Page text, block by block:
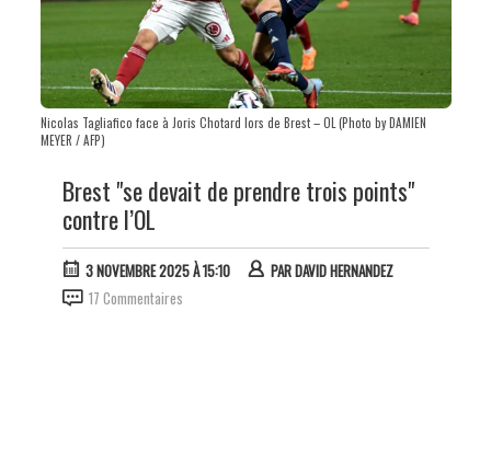
Nicolas Tagliafico face à Joris Chotard lors de Brest – OL (Photo by DAMIEN
MEYER / AFP)
Brest "se devait de prendre trois points"
contre l’OL
3 NOVEMBRE 2025 À 15:10 PARDAVID HERNANDEZ
17 Commentaires